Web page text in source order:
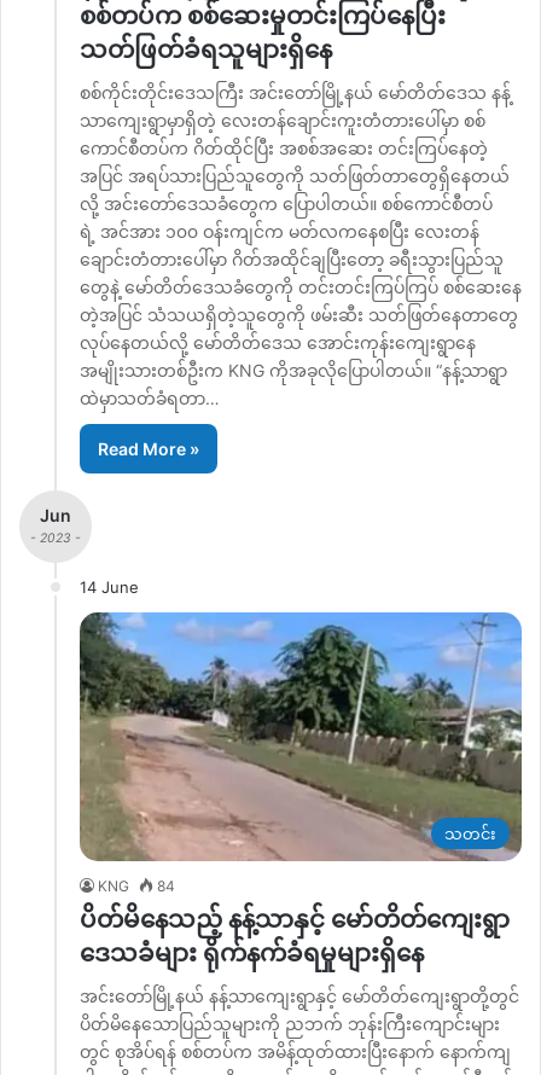
စစ်တပ်က စစ်ဆေးမှုတင်းကြပ်နေပြီး
သတ်ဖြတ်ခံရသူများရှိနေ
စစ်ကိုင်းတိုင်းဒေသကြီး အင်းတော်မြို့နယ် မော်တိတ်ဒေသ နန့်
သာကျေးရွာမှာရှိတဲ့ လေးတန်ချောင်းကူးတံတားပေါ်မှာ စစ်
ကောင်စီတပ်က ဂိတ်ထိုင်ပြီး အစစ်အဆေး တင်းကြပ်နေတဲ့
အပြင် အရပ်သားပြည်သူတွေကို သတ်ဖြတ်တာတွေရှိနေတယ်
လို့ အင်းတော်ဒေသခံတွေက ပြောပါတယ်။ စစ်ကောင်စီတပ်
ရဲ့ အင်အား ၁၀၀ ဝန်းကျင်က မတ်လကနေစပြီး လေးတန်
ချောင်းတံတားပေါ်မှာ ဂိတ်အထိုင်ချပြီးတော့ ခရီးသွားပြည်သူ
တွေနဲ့ မော်တိတ်ဒေသခံတွေကို တင်းတင်းကြပ်ကြပ် စစ်ဆေးနေ
တဲ့အပြင် သံသယရှိတဲ့သူတွေကို ဖမ်းဆီး သတ်ဖြတ်နေတာတွေ
လုပ်နေတယ်လို့ မော်တိတ်ဒေသ အောင်းကုန်းကျေးရွာနေ
အမျိုးသားတစ်ဦးက KNG ကိုအခုလိုပြောပါတယ်။ “နန့်သာရွာ
ထဲမှာသတ်ခံရတာ…
Read More »
Jun
- 2023 -
14 June
သတင်း
KNG 84
ပိတ်မိနေသည့် နန့်သာနှင့် မော်တိတ်ကျေးရွာ
ဒေသခံများ ရိုက်နက်ခံရမှုများရှိနေ
အင်းတော်မြို့နယ် နန့်သာကျေးရွာနှင့် မော်တိတ်ကျေးရွာတို့တွင်
ပိတ်မိနေသောပြည်သူများကို ညဘက် ဘုန်းကြီးကျောင်းများ
တွင် စုအိပ်ရန် စစ်တပ်က အမိန့်ထုတ်ထားပြီးနောက် နောက်ကျ